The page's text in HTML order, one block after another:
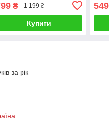
₴ 1 199 ₴
Купити
549
за рік